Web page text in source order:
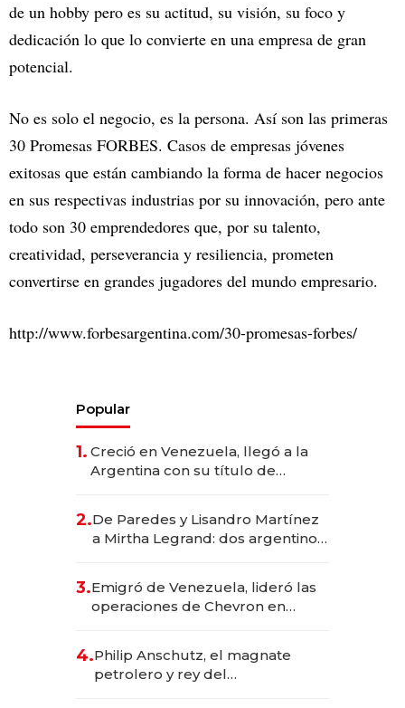
de un hobby pero es su actitud, su visión, su foco y
dedicación lo que lo convierte en una empresa de gran
potencial.
No es solo el negocio, es la persona. Así son las primeras
30 Promesas FORBES. Casos de empresas jóvenes
exitosas que están cambiando la forma de hacer negocios
en sus respectivas industrias por su innovación, pero ante
todo son 30 emprendedores que, por su talento,
creatividad, perseverancia y resiliencia, prometen
convertirse en grandes jugadores del mundo empresario.
http://www.forbesargentina.com/30-promesas-forbes/
Popular
1. Creció en Venezuela, llegó a la
Argentina con su título de
las marcas "fast premium"
2.De Paredes y Lisandro Martínez
a Mirtha Legrand: dos argentinos
3.Emigró de Venezuela, lideró las
operaciones de Chevron en
4.Philip Anschutz, el magnate
petrolero y rey del